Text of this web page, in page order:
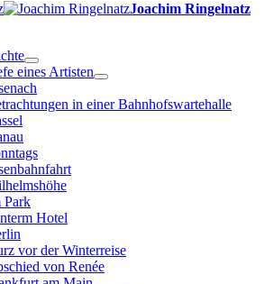
Joachim Ringelnatz
eines Artisten
in einer Bahnhofswartehalle
Park
Hotel
vor der Winterreise
von Renée